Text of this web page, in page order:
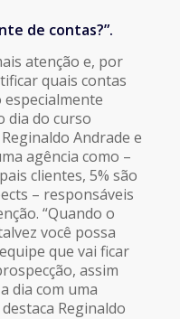
de contas?”.
atenção e, por
quais contas
dia do curso
Andrade e
agência como –
clientes, 5% são
– responsáveis
“Quando o
você possa
que vai ficar
assim
dia com uma
Reginaldo